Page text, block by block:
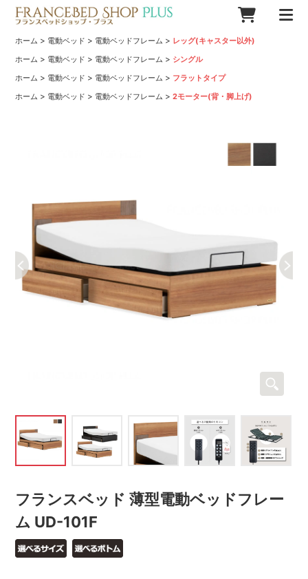
ホーム > 電動ベッド > 電動ベッドフレーム > レッグ(キャスター以外)
ホーム > 電動ベッド > 電動ベッドフレーム > シングル
ホーム > 電動ベッド > 電動ベッドフレーム > フラットタイプ
ホーム > 電動ベッド > 電動ベッドフレーム >2モーター(背・脚上げ)
フランスベッド 薄型電動ベッドフレー
ム UD-101F